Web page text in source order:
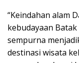
“Keindahan alam
kebudayaan
sempurna
destinasi wisata